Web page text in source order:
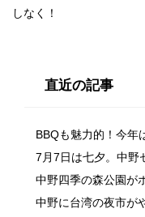
しなく！
直近の記事
BBQも魅力的！今年
7月7日は七夕。中野
中野四季の森公園が
中野に台湾の夜市が